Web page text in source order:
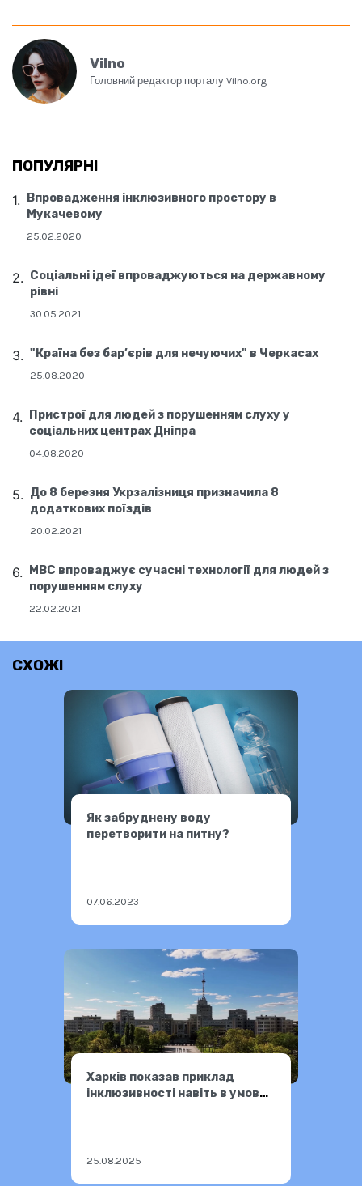
Vilno
Головний редактор порталу Vilno.org
ПОПУЛЯРНІ
Впровадження інклюзивного простору в
Мукачевому
25.02.2020
Соціальні ідеї впроваджуються на державному
рівні
30.05.2021
"Країна без бар’єрів для нечуючих" в Черкасах
25.08.2020
Пристрої для людей з порушенням слуху у
соціальних центрах Дніпра
04.08.2020
До 8 березня Укрзалізниця призначила 8
додаткових поїздів
20.02.2021
МВС впроваджує сучасні технології для людей з
порушенням слуху
22.02.2021
СХОЖІ
Як забруднену воду
перетворити на питну?
07.06.2023
Харків показав приклад
інклюзивності навіть в умовах
25.08.2025